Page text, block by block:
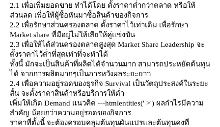
2.1 เพื่อเพิ่มยอดขาย ทำได้โดย ตั้งราคาต่ำกว่าตลาด หรือให้
ส่วนลด เพื่อให้ผู้ซื้อหันมาซื้อสินค้าของกิจการ
2.2 เพื่อรักษาส่วนครองตลาด ตั้งราคาไว้เท่าเดิม เพื่อรักษา
Market share ที่มีอยู่ไม่ให้เสียให้คู่แข่งขัน
2.3 เพื่อให้ได้ส่วนครองตลาดสูงสุด Market Share Leadership จะ
ตั้งราคาไว้ต่ำที่สุดเท่าที่จะทำได้
ทั้งนี้ มักจะเป็นสินค้าที่ผลิตได้จำนวนมาก สามารถประหยัดต้นทุน
ได้ จากการผลิตมากๆเป็นการหวังผลระยะยาว
2.4 เพื่อความอยู่รอดของธุรกิจ Survival เป็นวัตถุประสงค์ในระยะ
สั้น จะตั้งราคาสินค้าหรือบริการให้ต่ำ
เพิ่มให้เกิด Demand นวคิด ---htmlentities(' >') ผลกำไรมีความ
สำคัญ น้อยกว่าความอยู่รอดของกิจการ
ราคาที่ตั้งนี้ จะต้องครอบคลุมต้นทุนผันแปรและต้นทุนคงที่